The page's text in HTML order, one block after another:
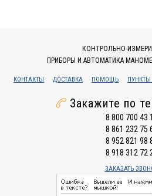
КОНТРОЛЬНО-
ПРИБОРЫ И АВТОМАТИКА
КОНТАКТЫ ДОСТАВКА ПОМОЩЬ
Закажите по
8 800 700 43
8 861 232 75
8 952 821 98
8 918 312 72
ЗАКАЗАТЬ